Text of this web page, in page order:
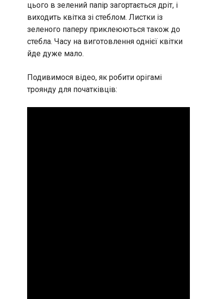
цього в зелений папір загортається дріт, і
виходить квітка зі стеблом. Листки із
зеленого паперу приклеюються також до
стебла. Часу на виготовлення однієї квітки
йде дуже мало.
Подивимося відео, як робити орігамі
троянду для початківців: